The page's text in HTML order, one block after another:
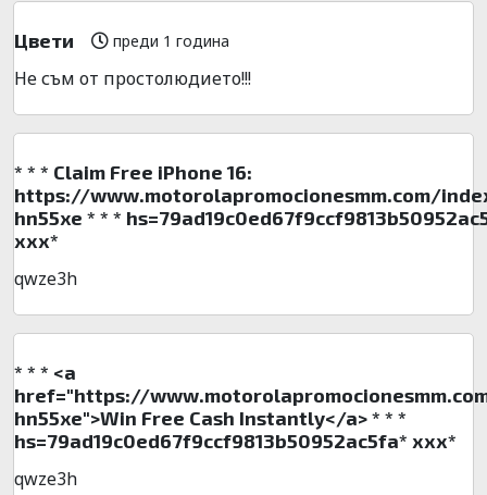
Цвети преди 1 година
Не съм от простолюдието!!!
* * * Claim Free iPhone 16:
https://www.motorolapromocionesmm.com/
hn55xe * * *
ххх*
qwze3h
* * * <a
href="https://
hn55xe">Win Free Cash Instantly</a> * * *
hs=79ad19c0ed67f9ccf9813b50952ac5fa* ххх*
qwze3h